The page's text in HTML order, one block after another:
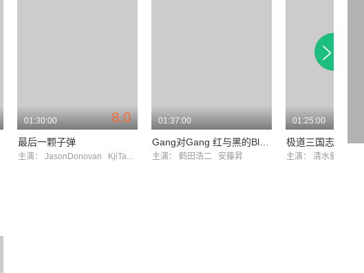
8.0
01:30:00
最后一颗子弹
主演： JasonDonovan KjiTamaki
01:37:00
主演： 鹤田浩二 安藤昇
01:25:00
主演： 清水健太郎